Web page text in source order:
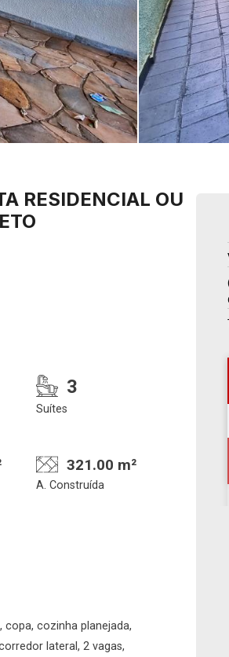
RESIDENCIAL OU
3
Suítes
321.00 m²
A. Construída
cozinha planejada,
lateral, 2 vagas,
Onde deseja encontrar